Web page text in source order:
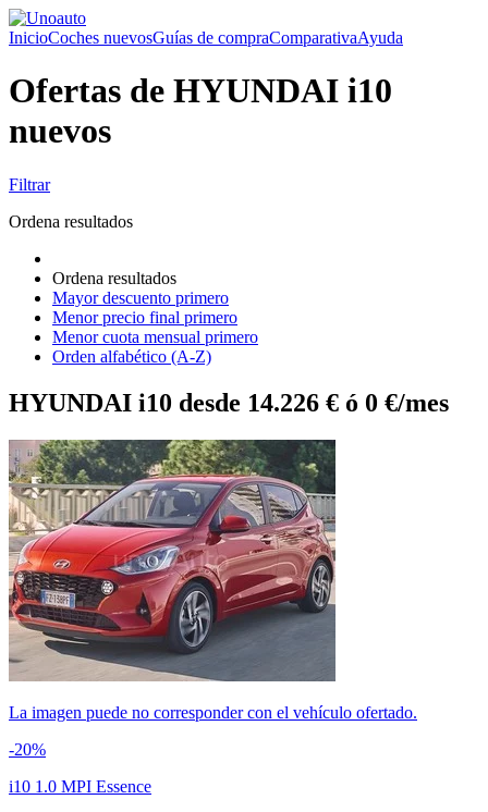
InicioCoches nuevosGuías de compraComparativaAyuda
Ofertas de HYUNDAI i10
nuevos
Filtrar
Ordena resultados
Ordena resultados
Mayor descuento primero
Menor precio final primero
Menor cuota mensual primero
Orden alfabético (A-Z)
HYUNDAI i10 desde 14.226 € ó 0 €/mes
La imagen puede no corresponder con el vehículo ofertado.
-20%
i10 1.0 MPI Essence